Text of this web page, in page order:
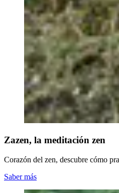
Zazen, la meditación zen
Corazón del zen, descubre cómo
Saber más